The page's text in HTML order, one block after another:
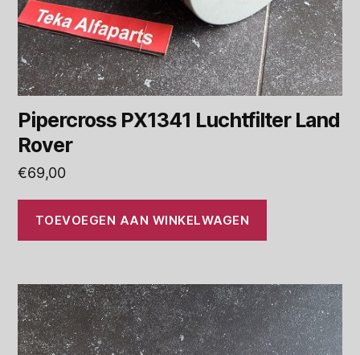
Pipercross PX1341 Luchtfilter Land
Rover
€69,00
TOEVOEGEN AAN WINKELWAGEN